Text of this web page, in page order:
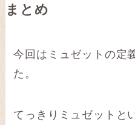
まとめ
今回はミュゼットの定
た。
てっきりミュゼットと